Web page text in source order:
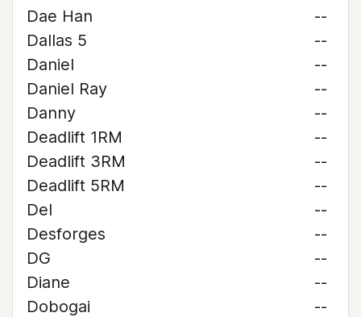
Dae Han
--
Dallas 5
--
Daniel
--
Daniel Ray
--
Danny
--
Deadlift 1RM
--
Deadlift 3RM
--
Deadlift 5RM
--
Del
--
Desforges
--
DG
--
Diane
--
Dobogai
--